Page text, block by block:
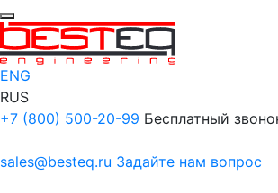
ENG
RUS
+7 (800) 500-20-99 Бесплатный
sales@besteq.ru Задайте нам вопрос